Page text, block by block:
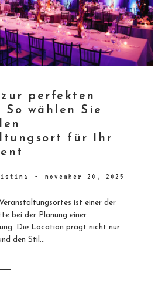
zur perfekten
So wählen Sie
für Ihr
- november 20, 2025
ist einer der
bei der Planung einer
Die Location prägt nicht nur
den Stil...